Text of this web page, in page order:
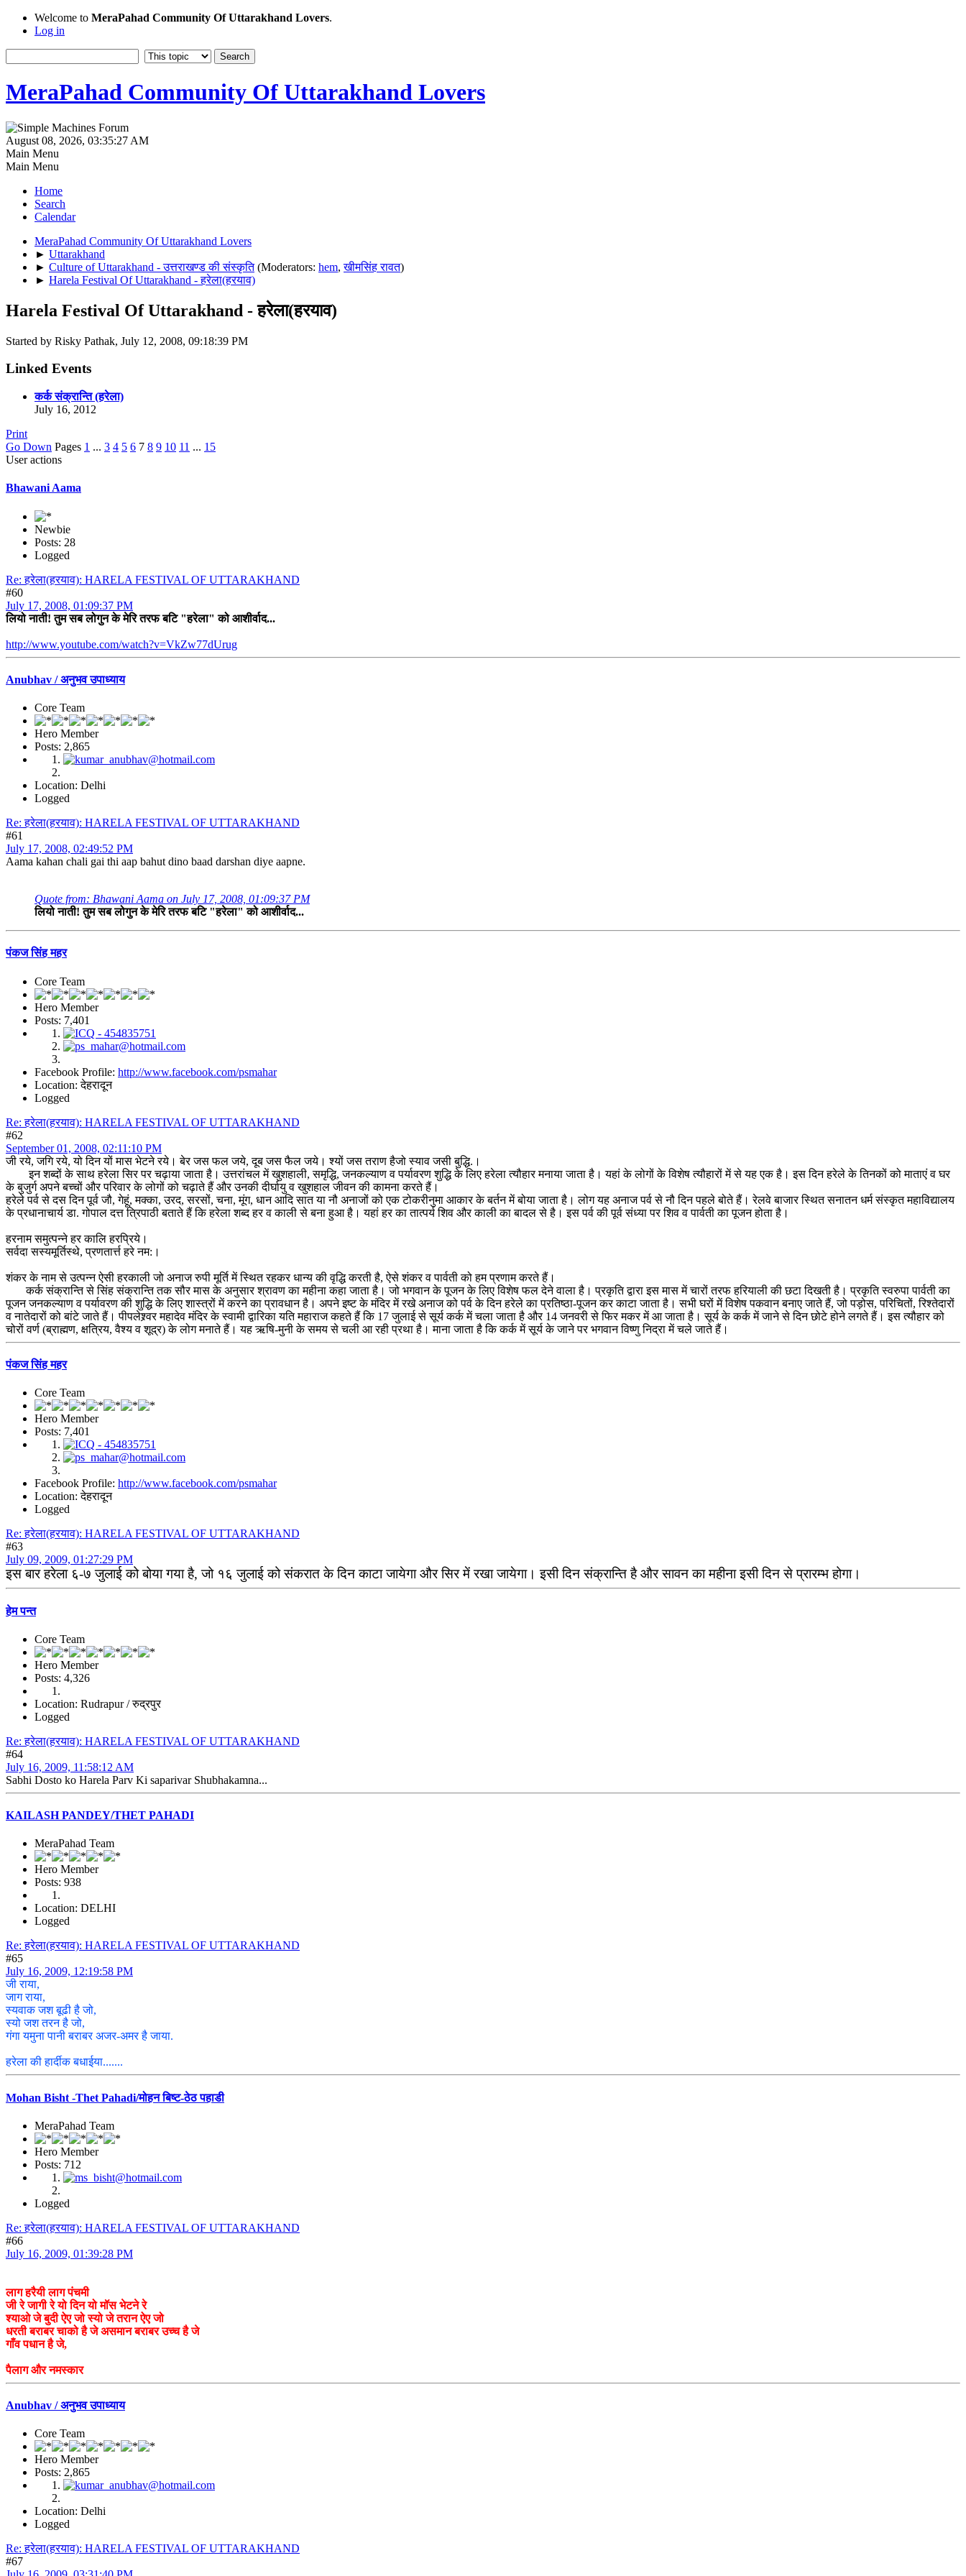
Welcome to MeraPahad Community Of Uttarakhand Lovers.
Log in
MeraPahad Community Of Uttarakhand Lovers
August 08, 2026, 03:35:27 AM
Main Menu
Main Menu
Home
Search
Calendar
MeraPahad Community Of Uttarakhand Lovers
► Uttarakhand
► Culture of Uttarakhand - उत्तराखण्ड की संस्कृति (Moderators: hem,खीमसिंह रावत)
► Harela Festival Of Uttarakhand - हरेला(हरयाव)
Harela Festival Of Uttarakhand - हरेला(हरयाव)
Started by Risky Pathak, July 12, 2008, 09:18:39 PM
Linked Events
कर्क संक्रान्ति (हरेला)
July 16, 2012
Print
Go Down Pages 1 ... 3 4 5 6 7 8 9 10 11 ... 15
User actions
Bhawani Aama
Newbie
Posts: 28
Logged
Re: हरेला(हरयाव): HARELA FESTIVAL OF UTTARAKHAND
#60
July 17, 2008, 01:09:37 PM
लियो नाती! तुम सब लोगुन के मेरि तरफ बटि "हरेला" को आशीर्वाद...
http://www.youtube.com/watch?v=VkZw77dUrug
Anubhav / अनुभव उपाध्याय
Core Team
Hero Member
Posts: 2,865
Location: Delhi
Logged
Re: हरेला(हरयाव): HARELA FESTIVAL OF UTTARAKHAND
#61
July 17, 2008, 02:49:52 PM
Aama kahan chali gai thi aap bahut dino baad darshan diye aapne.
Quote from: Bhawani Aama on July 17, 2008, 01:09:37 PM
लियो नाती! तुम सब लोगुन के मेरि तरफ बटि "हरेला" को आशीर्वाद...
पंकज सिंह महर
Core Team
Hero Member
Posts: 7,401
Facebook Profile: http://www.facebook.com/psmahar
Location: देहरादून
Logged
Re: हरेला(हरयाव): HARELA FESTIVAL OF UTTARAKHAND
#62
September 01, 2008, 02:11:10 PM
जी रये, जगि रये, यो दिन यों मास भेटने रये। बेर जस फल जये, दूब जस फैल जये। श्यों जस तराण हैजो स्याव जसी बुद्धि.।
इन शब्दों के साथ हरेला सिर पर चढ़ाया जाता है। उत्तरांचल में खुशहाली, समृद्धि, जनकल्याण व पर्यावरण शुद्धि के लिए हरेला त्यौहार मनाया जाता है। यहां के लोगों के विशेष त्यौहारों में से यह एक है। इस दिन हरेले के तिनकों को माताएं व घर
के बुजुर्ग अपने बच्चों और परिवार के लोगों को चढ़ाते हैं और उनकी दीर्घायु व खुशहाल जीवन की कामना करते हैं।
हरेले पर्व से दस दिन पूर्व जौ, गेहूं, मक्का, उरद, सरसों, चना, मूंग, धान आदि सात या नौ अनाजों को एक टोकरीनुमा आकार के बर्तन में बोया जाता है। लोग यह अनाज पर्व से नौ दिन पहले बोते हैं। रेलवे बाजार स्थित सनातन धर्म संस्कृत महाविद्यालय
के प्रधानाचार्य डा. गोपाल दत्त त्रिपाठी बताते हैं कि हरेला शब्द हर व काली से बना हुआ है। यहां हर का तात्पर्य शिव और काली का बादल से है। इस पर्व की पूर्व संध्या पर शिव व पार्वती का पूजन होता है।
हरनाम समुत्पन्ने हर कालि हरप्रिये।
सर्वदा सस्यमूर्तिस्थे, प्रणता‌र्त्त हरे नम:।
शंकर के नाम से उत्पन्न ऐसी हरकाली जो अनाज रुपी मूर्ति में स्थित रहकर धान्य की वृद्धि करती है, ऐसे शंकर व पार्वती को हम प्रणाम करते हैं।
कर्क संक्रान्ति से सिंह संक्रान्ति तक सौर मास के अनुसार श्रावण का महीना कहा जाता है। जो भगवान के पूजन के लिए विशेष फल देने वाला है। प्रकृति द्वारा इस मास में चारों तरफ हरियाली की छटा दिखती है। प्रकृति स्वरुपा पार्वती का
पूजन जनकल्याण व पर्यावरण की शुद्धि के लिए शास्त्रों में करने का प्रावधान है। अपने इष्ट के मंदिर में रखे अनाज को पर्व के दिन हरेले का प्रतिष्ठा-पूजन कर काटा जाता है। सभी घरों में विशेष पकवान बनाए जाते हैं, जो पड़ोस, परिचितों, रिश्तेदारों
व नातेदारों को बांटे जाते हैं। पीपलेश्र्वर महादेव मंदिर के स्वामी द्वारिका यति महाराज कहते हैं कि 17 जुलाई से सूर्य कर्क में चला जाता है और 14 जनवरी से फिर मकर में आ जाता है। सूर्य के कर्क में जाने से दिन छोटे होने लगते हैं। इस त्यौहार को
चोरों वर्ण (ब्राह्मण, क्षत्रिय, वैश्य व शूद्र) के लोग मनाते हैं। यह ऋषि-मुनी के समय से चली आ रही प्रथा है। माना जाता है कि कर्क में सूर्य के जाने पर भगवान विष्णु निद्रा में चले जाते हैं।
पंकज सिंह महर
Core Team
Hero Member
Posts: 7,401
Facebook Profile: http://www.facebook.com/psmahar
Location: देहरादून
Logged
Re: हरेला(हरयाव): HARELA FESTIVAL OF UTTARAKHAND
#63
July 09, 2009, 01:27:29 PM
इस बार हरेला ६-७ जुलाई को बोया गया है, जो १६ जुलाई को संकरात के दिन काटा जायेगा और सिर में रखा जायेगा। इसी दिन संक्रान्ति है और सावन का महीना इसी दिन से प्रारम्भ होगा।
हेम पन्त
Core Team
Hero Member
Posts: 4,326
Location: Rudrapur / रुद्रपुर
Logged
Re: हरेला(हरयाव): HARELA FESTIVAL OF UTTARAKHAND
#64
July 16, 2009, 11:58:12 AM
Sabhi Dosto ko Harela Parv Ki saparivar Shubhakamna...
KAILASH PANDEY/THET PAHADI
MeraPahad Team
Hero Member
Posts: 938
Location: DELHI
Logged
Re: हरेला(हरयाव): HARELA FESTIVAL OF UTTARAKHAND
#65
July 16, 2009, 12:19:58 PM
जी राया,
जाग राया,
स्यवाक जश बूढी है जो,
स्यो जश तरन है जो,
गंगा यमुना पानी बराबर अजर-अमर है जाया.
हरेला की हार्दीक बधाईया.......
Mohan Bisht -Thet Pahadi/मोहन बिष्ट-ठेठ पहाडी
MeraPahad Team
Hero Member
Posts: 712
Logged
Re: हरेला(हरयाव): HARELA FESTIVAL OF UTTARAKHAND
#66
July 16, 2009, 01:39:28 PM
लाग हरैयी लाग पंचमी
जी रे जागी रे यो दिन यो मॉस भेटने रे
श्याओ जे बुदी ऐए जो स्यो जे तरान ऐए जो
धरती बराबर चाको है जे असमान बराबर उच्च है जे
गाँव पधान है जे,
पैलाग और नमस्कार
Anubhav / अनुभव उपाध्याय
Core Team
Hero Member
Posts: 2,865
Location: Delhi
Logged
Re: हरेला(हरयाव): HARELA FESTIVAL OF UTTARAKHAND
#67